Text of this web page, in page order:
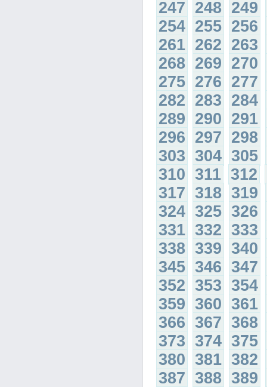
247 248 249
254 255 256
261 262 263
268 269 270
275 276 277
282 283 284
289 290 291
296 297 298
303 304 305
310 311 312
317 318 319
324 325 326
331 332 333
338 339 340
345 346 347
352 353 354
359 360 361
366 367 368
373 374 375
380 381 382
387 388 389